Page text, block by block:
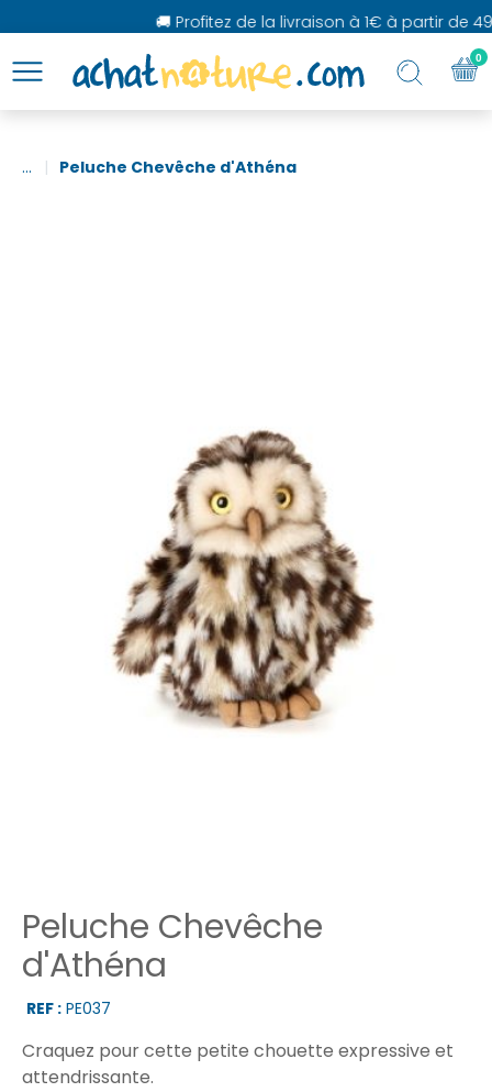
🚚 Profitez de la livraison à 1€ à partir de
... Peluche Chevêche d'Athéna
Peluche Chevêche
d'Athéna
REF : PE037
Craquez pour cette petite chouette expressive et
attendrissante.
0